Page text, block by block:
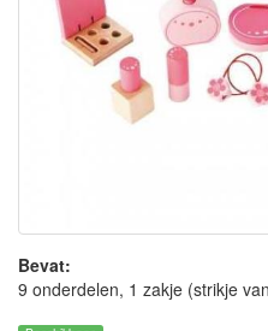
Bevat:
9 onderdelen, 1 zakje (strikje